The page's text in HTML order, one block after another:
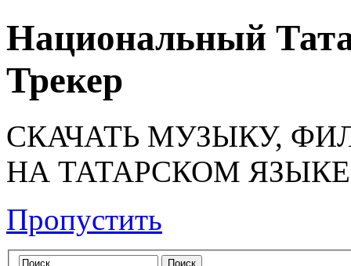
Национальный
Трекер
СКАЧАТЬ МУЗЫКУ,
НА ТАТАРСКОМ ЯЗЫКЕ
Пропустить